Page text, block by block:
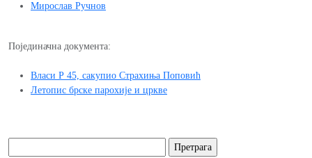
Мирослав Ручнов
Појединачна документа:
Власи Р 45, сакупио Страхиња Поповић
Летопис брске парохије и цркве